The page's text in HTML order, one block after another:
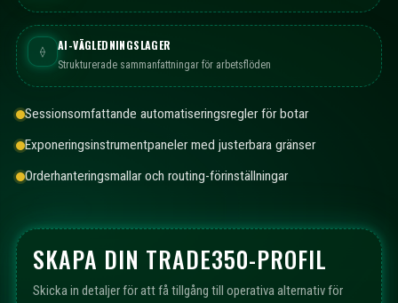
⟠ AI-VÄGLEDNINGSLAGER
Strukturerade sammanfattningar för arbetsflöden
Sessionsomfattande automatiseringsregler för botar
Exponeringsinstrumentpaneler med justerbara gränser
Orderhanteringsmallar och routing-förinställningar
SKAPA DIN TRADE350-PROFIL
Skicka in detaljer för att få tillgång till operativa alternativ för